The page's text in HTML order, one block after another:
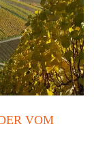
VOM